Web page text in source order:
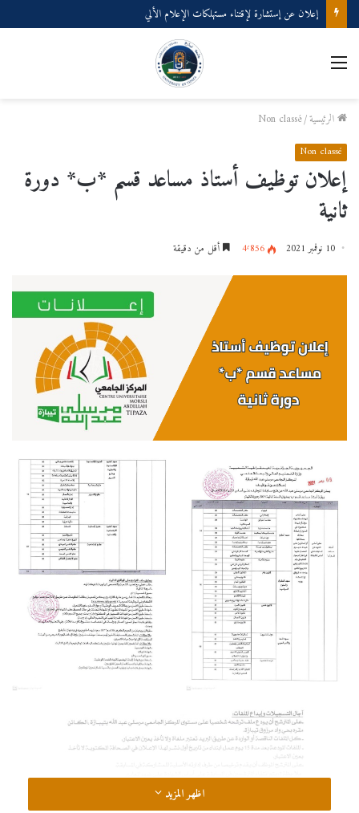
إعلان عن إستشارة لإقتناء مستهلكات الإعلام الألي
القائمة
الرئيسية/
Non classé
Non classé
إعلان توظيف أستاذ مساعد قسم *ب* دورة
ثانية
10 نوفمبر 2021 4٬856 أقل من دقيقة
اظهر المزيد